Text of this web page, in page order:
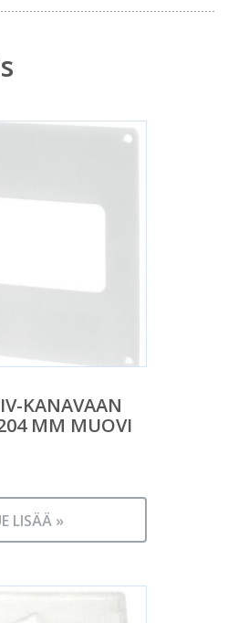
KANAVAAN
MM MUOVI
LISÄÄ »